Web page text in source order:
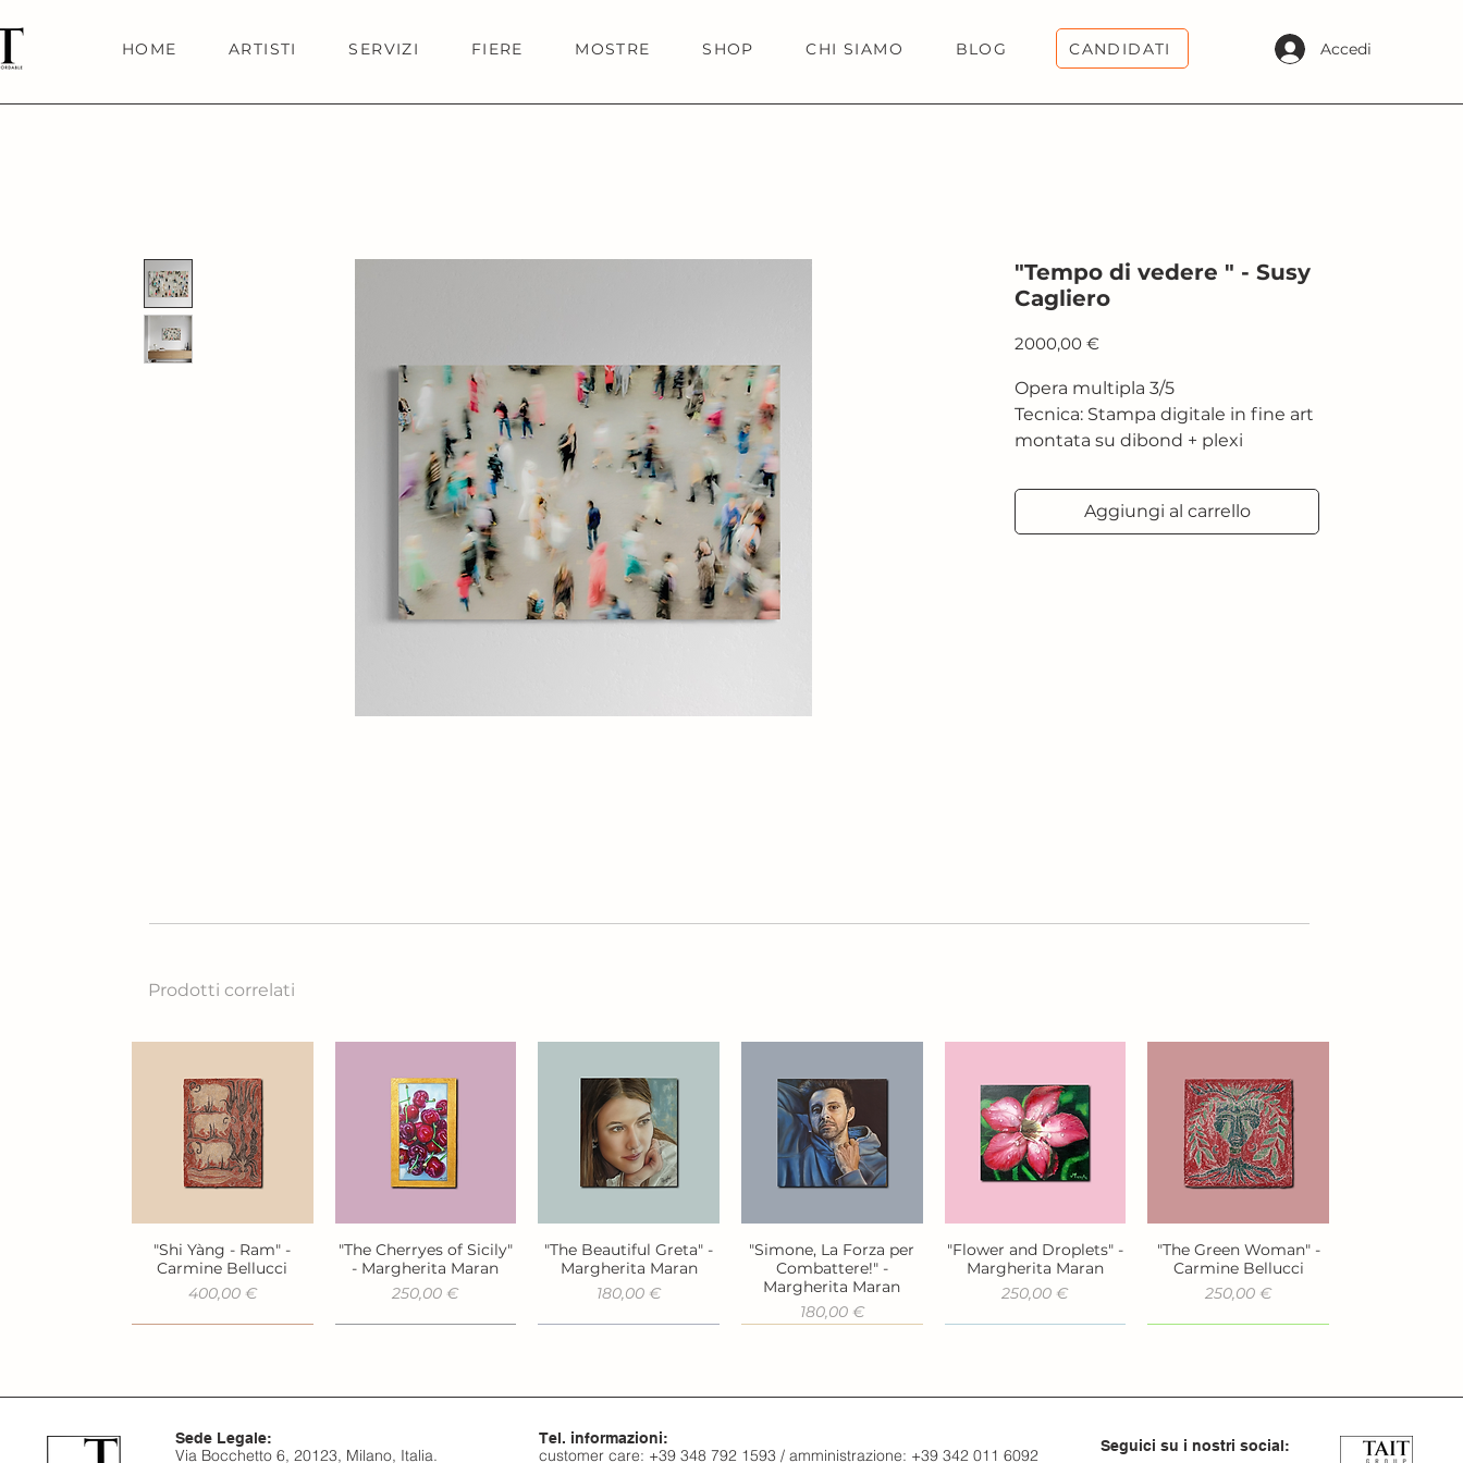
HOME ARTISTI SERVIZI FIERE MOSTRE SHOP CHI SIAMO BLOG Accedi
CANDIDATI
"Tempo di vedere " - Susy
Cagliero
2000,00 €Prezzo
Opera multipla 3/5
Tecnica: Stampa digitale in fine art
montata su dibond + plexi
Aggiungi al carrello
Prodotti correlati
Vista rapida
"Shi Yàng - Ram" -
Carmine Bellucci
Prezzo
400,00 €
Vista rapida
"The Cherryes of Sicily"
- Margherita Maran
Prezzo
250,00 €
Vista rapida
"The Beautiful Greta" -
Margherita Maran
Prezzo
180,00 €
Vista rapida
"Simone, La Forza per
Combattere!" -
Margherita Maran
Prezzo
180,00 €
Vista rapida
"Flower and Droplets" -
Margherita Maran
Prezzo
250,00 €
Vista rapida
"The Green Woman" -
Carmine Bellucci
Prezzo
250,00 €
Sede Legale:
Via Bocchetto 6, 20123, Milano, Italia.
Tel. informazioni:
customer care: +39 348 792 1593 / amministrazione: +39 342 011 6092 Seguici su i nostri social: